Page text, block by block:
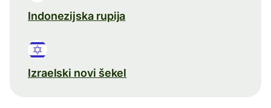
Indonezijska rupija
Izraelski novi šekel